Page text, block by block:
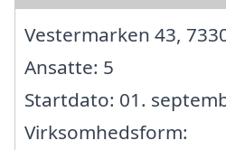
Vestermarken 43,
Ansatte: 5
Startdato: 01.
Virksomhedsform: